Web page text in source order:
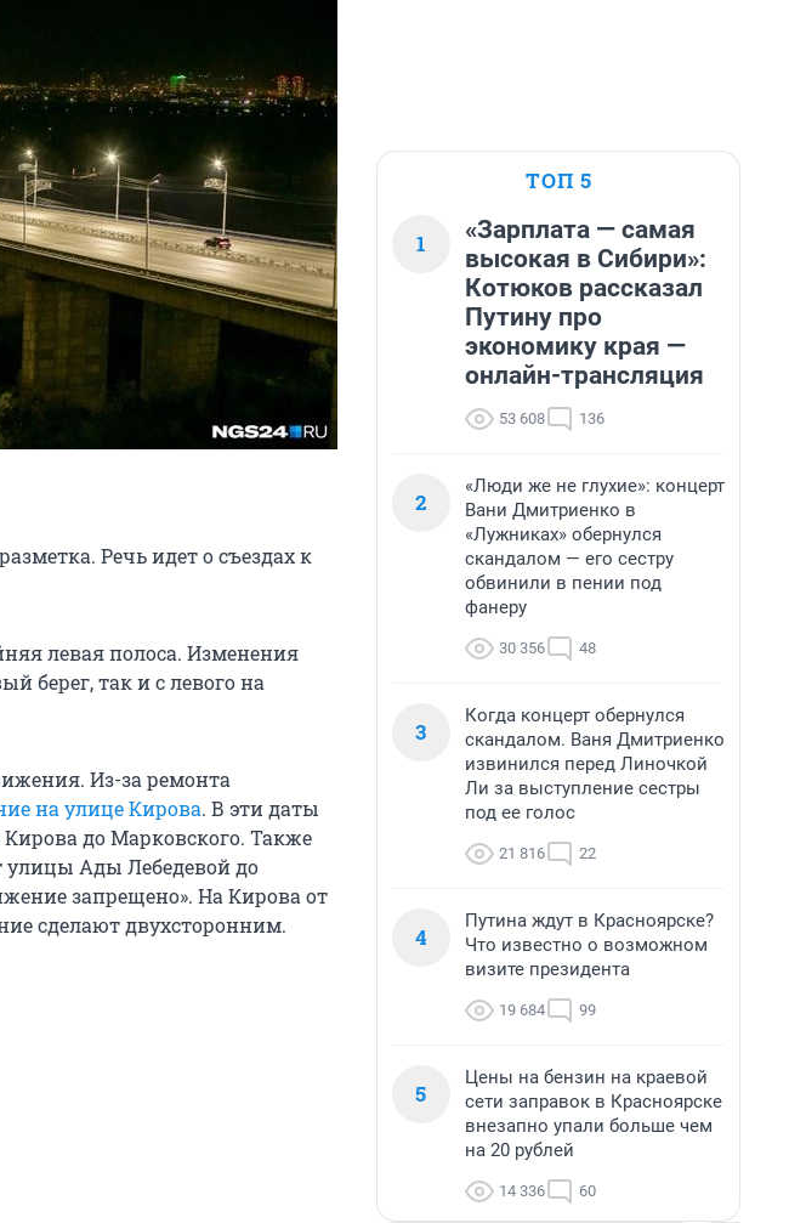
Речь идет о съездах к
левая полоса. Изменения
берег, так и с левого на
Из-за ремонта
на улице Кирова. В эти даты
до Марковского. Также
улицы Ады Лебедевой до
запрещено». На Кирова от
сделают двухсторонним.
ТОП 5
1
«Зарплата — самая
высокая в Сибири»:
Котюков рассказал
Путину про
экономику края —
онлайн-трансляция
53 608 136
2
«Люди же не глухие»: концерт
Вани Дмитриенко в
«Лужниках» обернулся
скандалом — его сестру
обвинили в пении под
фанеру
30 356 48
3
Когда концерт обернулся
скандалом. Ваня Дмитриенко
извинился перед Линочкой
Ли за выступление сестры
под ее голос
21 816 22
4
Путина ждут в Красноярске?
Что известно о возможном
визите президента
19 684 99
5
Цены на бензин на краевой
сети заправок в Красноярске
внезапно упали больше чем
на 20 рублей
14 336 60